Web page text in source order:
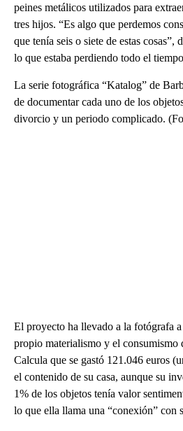
peines metálicos utilizados para
tres hijos. “Es algo que perdemos
que tenía seis o siete de estas
lo que estaba perdiendo todo el
La serie fotográfica “Katalog” de
de documentar cada uno de los
divorcio y un periodo complicado.
El proyecto ha llevado a la fotógrafa
propio materialismo y el consumismo
Calcula que se gastó 121.046 euros
el contenido de su casa, aunque su
1% de los objetos tenía valor
lo que ella llama una “conexión” con